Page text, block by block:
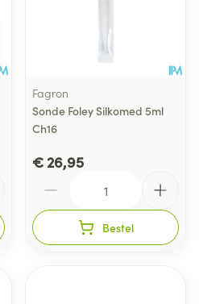
Fagron
Sonde Foley Silkomed 5ml
Ch16
€ 26,95
Bestel